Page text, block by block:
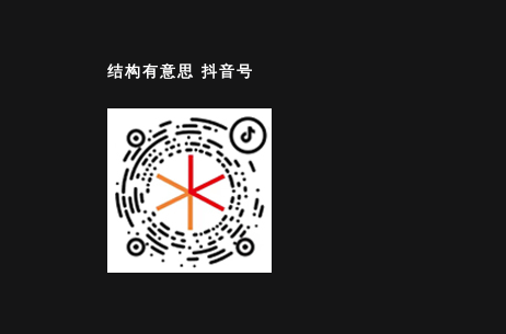
结构有意思 抖音号